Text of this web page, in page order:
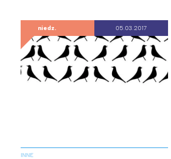
niedz. 05.03.2017
INNE